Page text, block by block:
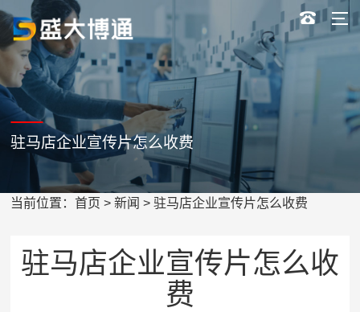
驻马店企业宣传片怎么收费
当前位置：首页 >新闻 > 驻马店企业宣传片怎么收费
驻马店企业宣传片怎么收
费